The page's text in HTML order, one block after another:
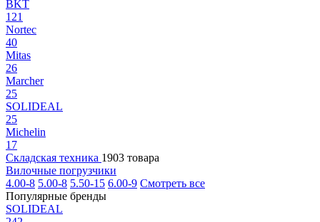
BKT
121
Nortec
40
Mitas
26
Marcher
25
SOLIDEAL
25
Michelin
17
Складская техника 1903 товара
Вилочные погрузчики
4.00-8 5.00-8 5.50-15 6.00-9 Смотреть все
Популярные бренды
SOLIDEAL